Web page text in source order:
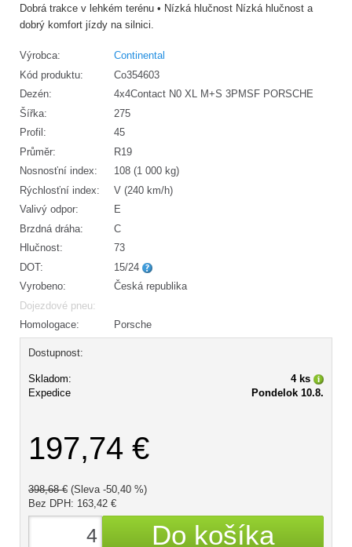
Dobrá trakce v lehkém terénu • Nízká hlučnost Nízká hlučnost a
dobrý komfort jízdy na silnici.
Výrobca:
Continental
Kód produktu:
Co354603
Dezén:
4x4Contact N0 XL M+S 3PMSF PORSCHE
Šířka:
275
Profil:
45
Průměr:
R19
Nosnosťní index:
108 (1 000 kg)
Rýchlosťní index:
V (240 km/h)
Valivý odpor:
E
Brzdná dráha:
C
Hlučnost:
73
DOT:
15/24
Vyrobeno:
Česká republika
Dojezdové pneu:
Homologace:
Porsche
Dostupnost:
Skladom:
4 ks
Expedice
Pondelok 10.8.
197,74 €
398,68 € (Sleva -50,40 %)
Bez DPH: 163,42 €